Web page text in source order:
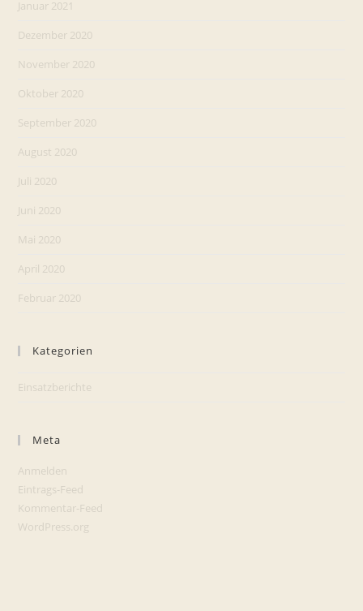
Januar 2021
Dezember 2020
November 2020
Oktober 2020
September 2020
August 2020
Juli 2020
Juni 2020
Mai 2020
April 2020
Februar 2020
Kategorien
Einsatzberichte
Meta
Anmelden
Eintrags-Feed
Kommentar-Feed
WordPress.org